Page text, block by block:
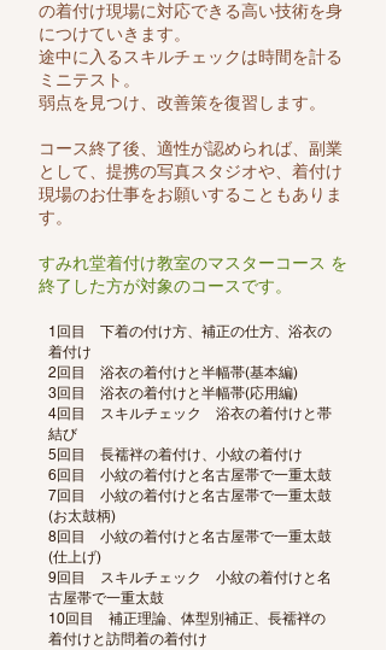
の着付け現場に対応できる高い技術を身
につけていきます。
途中に入るスキルチェックは時間を計る
ミニテスト。
弱点を見つけ、改善策を復習します。
​コース終了後、適性が認められば、副業
として、提携の写真スタジオや、着付け
現場のお仕事をお願いすることもありま
す。
すみれ堂着付け教室のマスターコース を
終了した方が対象のコースです。
1回目 下着の付け方、補正の仕方、浴衣の
着付け
2回目 浴衣の着付けと半幅帯(基本編)
3回目 浴衣の着付けと半幅帯(応用編)
4回目 スキルチェック 浴衣の着付けと帯
結び
5回目 長襦袢の着付け、小紋の着付け
6回目 小紋の着付けと名古屋帯で一重太鼓
7回目 小紋の着付けと名古屋帯で一重太鼓
(お太鼓柄)
8回目 小紋の着付けと名古屋帯で一重太鼓
(仕上げ)
9回目 スキルチェック 小紋の着付けと名
古屋帯で一重太鼓
10回目 補正理論、体型別補正、長襦袢の
着付けと訪問着の着付け